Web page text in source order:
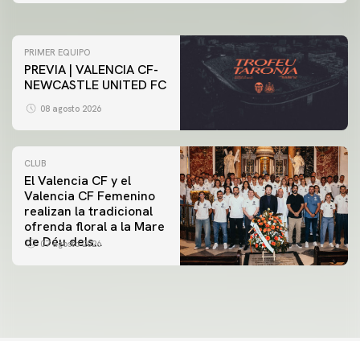
PRIMER EQUIPO
PREVIA | VALENCIA CF-
NEWCASTLE UNITED FC
08 agosto 2026
CLUB
El Valencia CF y el
Valencia CF Femenino
realizan la tradicional
ofrenda floral a la Mare
de Déu dels
07 agosto 2026